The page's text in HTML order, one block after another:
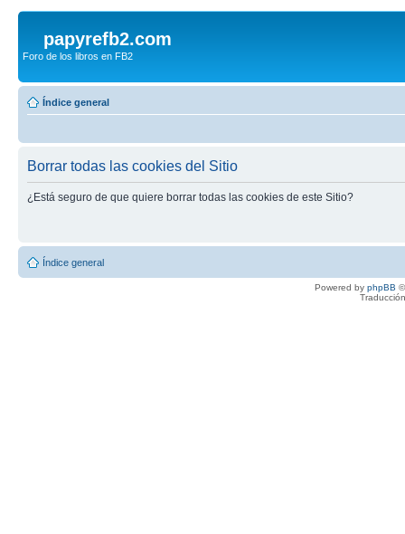
papyrefb2.com
Foro de los libros en FB2
Índice general
Borrar todas las cookies del Sitio
¿Está seguro de que quiere borrar todas las cookies de este Sitio?
Índice general
Powered by phpBB